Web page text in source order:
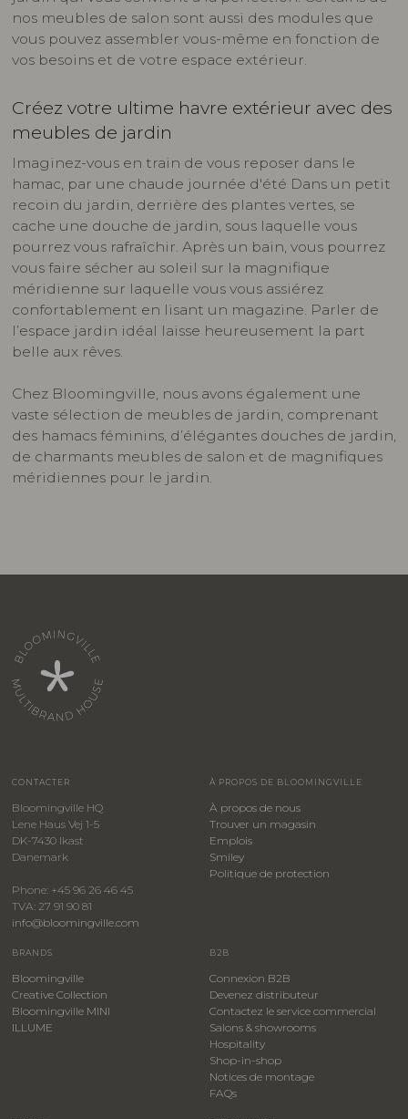
nos meubles de salon sont aussi des modules que
vous pouvez assembler vous-même en fonction de
vos besoins et de votre espace extérieur.
Créez votre ultime havre extérieur avec des
meubles de jardin
Imaginez-vous en train de vous reposer dans le
hamac, par une chaude journée d'été Dans un petit
recoin du jardin, derrière des plantes vertes, se
cache une douche de jardin, sous laquelle vous
pourrez vous rafraîchir. Après un bain, vous pourrez
vous faire sécher au soleil sur la magnifique
méridienne sur laquelle vous vous assiérez
confortablement en lisant un magazine. Parler de
l’espace jardin idéal laisse heureusement la part
belle aux rêves.
Chez Bloomingville, nous avons également une
vaste sélection de meubles de jardin, comprenant
des hamacs féminins, d’élégantes douches de jardin,
de charmants meubles de salon et de magnifiques
méridiennes pour le jardin.
CONTACTER
Bloomingville HQ
Lene Haus Vej 1-5
DK-7430 Ikast
Danemark
Phone: +45 96 26 46 45
TVA: 27 91 90 81
info@bloomingville.com
À PROPOS DE BLOOMINGVILLE
À propos de nous
Trouver un magasin
Emplois
Smiley
​Politique de protection
BRANDS
Bloomingville
Creative Collection
Bloomingville MINI
ILLUME
B2B
Connexion B2B
Devenez distributeur
Contactez le service commercial
Salons & showrooms
Hospitality
​Shop-in-shop
Notices de montage
FAQs